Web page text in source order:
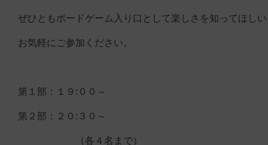
ぜひともボードゲーム入り口として楽しさを知ってほし
お気軽にご参加ください。
第１部：１９:００～
第２部：２０:３０～
（各４名まで）